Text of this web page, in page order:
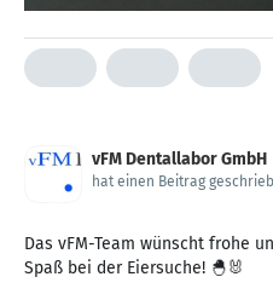
vFM Dentallabor GmbH
hat einen Beitrag
Das vFM-Team wünscht frohe
Spaß bei der Eiersuche! 🐣🐰